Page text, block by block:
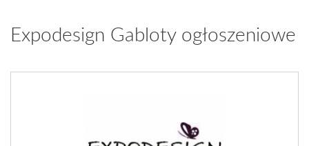
Expodesign Gabloty ogłoszeniowe